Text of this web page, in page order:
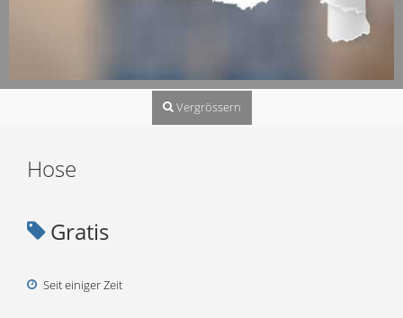
Vergrössern
Hose
Gratis
Seit einiger Zeit